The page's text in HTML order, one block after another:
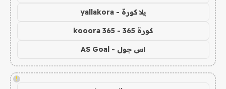
يلا كورة - yallakora
كورة 365 - kooora 365
اس جول - AS Goal
!